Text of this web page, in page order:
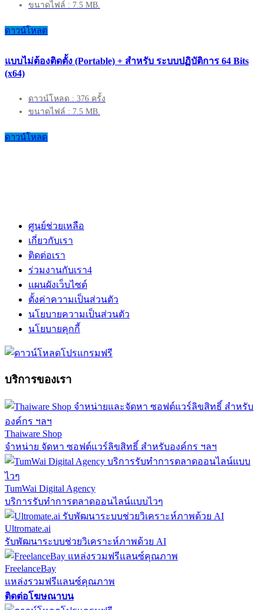
ขนาดไฟล์ : 7.5 MB.
ดาวน์โหลด
แบบไม่ต้องติดตั้ง (Portable) + สำหรับ ระบบปฏิบัติการ 64 Bits
(x64)
ดาวน์โหลด : 376 ครั้ง
ขนาดไฟล์ : 7.5 MB.
ดาวน์โหลด
ศูนย์ช่วยเหลือ
เกี่ยวกับเรา
ติดต่อเรา
ร่วมงานกับเรา4
แผนผังเว็บไซต์
ตั้งค่าความเป็นส่วนตัว
นโยบายความเป็นส่วนตัว
นโยบายคุกกี้
บริการของเรา
Thaiware Shop
จำหน่าย จัดหา ซอฟต์แวร์ลิขสิทธิ์ สำหรับองค์กร ฯลฯ
TumWai Digital Agency
บริการรับทำการตลาดออนไลน์แบบไวๆ
Ultromate.ai
รับพัฒนาระบบช่วยวิเคราะห์ภาพด้วย AI
FreelanceBay
แหล่งรวมฟรีแลนซ์คุณภาพ
ติดต่อโฆษณาบน